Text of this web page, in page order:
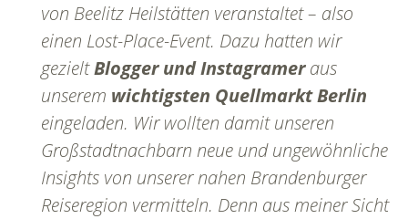
von Beelitz Heilstätten veranstaltet – also
einen Lost-Place-Event. Dazu hatten wir
gezieltBlogger und Instagrameraus
unserem wichtigsten Quellmarkt Berlin
eingeladen. Wir wollten damit unseren
Großstadtnachbarn neue und ungewöhnliche
Insights von unserer nahen Brandenburger
Reiseregion vermitteln. Denn aus meiner Sicht